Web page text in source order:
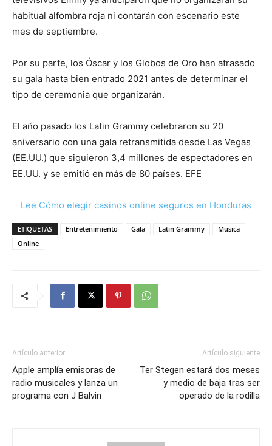
habitual alfombra roja ni contarán con escenario este
mes de septiembre.
Por su parte, los Óscar y los Globos de Oro han atrasado
su gala hasta bien entrado 2021 antes de determinar el
tipo de ceremonia que organizarán.
El año pasado los Latin Grammy celebraron su 20
aniversario con una gala retransmitida desde Las Vegas
(EE.UU.) que siguieron 3,4 millones de espectadores en
EE.UU. y se emitió en más de 80 países. EFE
Lee Cómo elegir casinos online seguros en Honduras
ETIQUETAS Entretenimiento Gala Latin Grammy
Musica
Online
Artículo anterior
Apple amplía emisoras de
radio musicales y lanza un
programa con J Balvin
Artículo siguiente
Ter Stegen estará dos meses
y medio de baja tras ser
operado de la rodilla